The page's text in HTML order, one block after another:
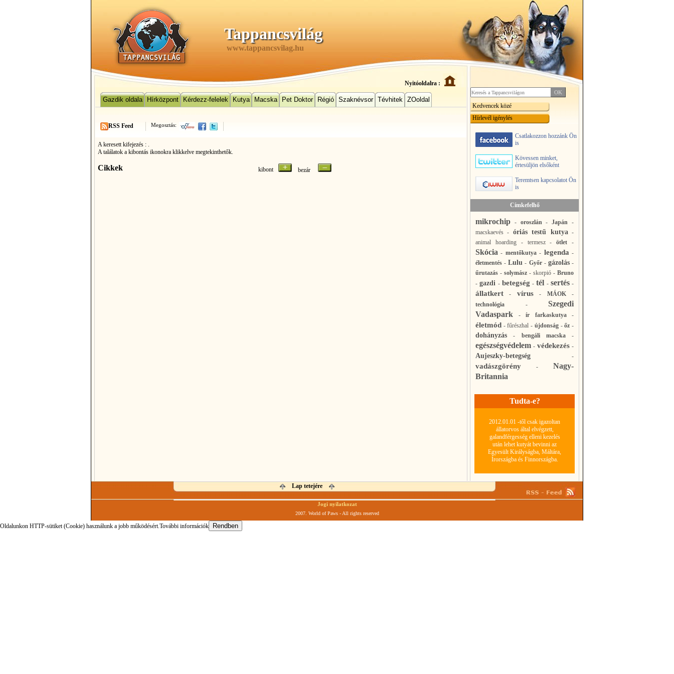
Tappancsvilág
www.tappancsvilag.hu
Nyitóoldalra :
Gazdik oldala Hírközpont Kérdezz-felelek Kutya Macska Pet Doktor Régió Szaknévsor Tévhitek ZOoldal
Megosztás:
RSS Feed
A keresett kifejezés : .
A találatok a kibontás ikonokra klikkelve megtekinthetők.
Cikkek kibont bezár
Kedvencek közé
Hírlevél igénylés
Csatlakozzon hozzánk Ön
is
Kövessen minket,
értesüljön elsőként
Teremtsen kapcsolatot Ön
is
Címkefelhő
mikrochip - oroszlán-Japán -
macskaevés - óriás testű kutya-
animal hoarding- termesz-ötlet -
Skócia - mentőkutya- legenda-
életmentés -Lulu - Győr- gázolás-
űrutazás - solymász - skorpió - Bruno
-gazdi - betegség -tél - sertés-
állatkert - vírus- MÁOK-
technológia - Szegedi
Vadaspark - ír farkaskutya-
életmód -fűrészhal - újdonság-őz -
dohányzás - bengáli macska-
egészségvédelem - védekezés -
Aujeszky-betegség -
vadászgörény - Nagy-
Britannia
Tudta-e?
2012.01.01 -től csak igazoltan
állatorvos által elvégzett,
galandférgesség elleni kezelés
után lehet kutyát bevinni az
Egyesült Királyságba, Máltára,
Írországba és Finnországba.
Lap tetejére
Jogi nyilatkozat
2007. World of Paws - All rights reserved
Oldalunkon HTTP-sütiket (Cookie) használunk a jobb működésért.További információk